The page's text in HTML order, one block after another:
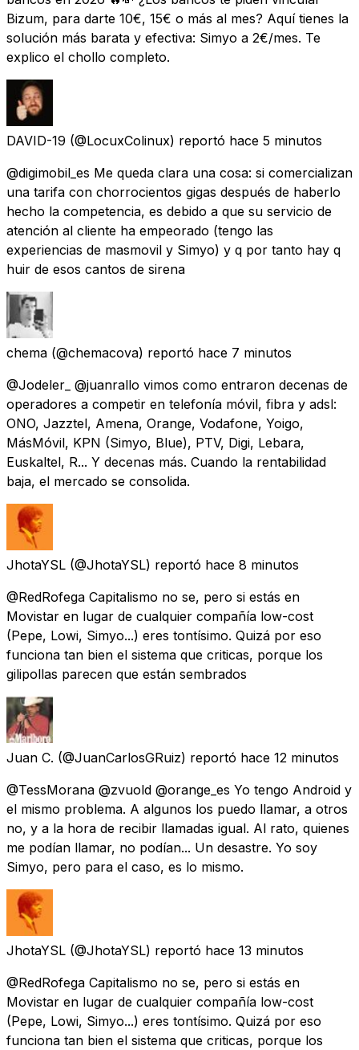
Bizum, para darte 10€, 15€ o más al mes? Aquí tienes la
solución más barata y efectiva: Simyo a 2€/mes. Te
explico el chollo completo.
DAVID-19 (@LocuxColinux) reportó hace 5 minutos
@digimobil_es Me queda clara una cosa: si comercializan
una tarifa con chorrocientos gigas después de haberlo
hecho la competencia, es debido a que su servicio de
atención al cliente ha empeorado (tengo las
experiencias de masmovil y Simyo) y q por tanto hay q
huir de esos cantos de sirena
chema (@chemacova) reportó hace 7 minutos
@Jodeler_ @juanrallo vimos como entraron decenas de
operadores a competir en telefonía móvil, fibra y adsl:
ONO, Jazztel, Amena, Orange, Vodafone, Yoigo,
MásMóvil, KPN (Simyo, Blue), PTV, Digi, Lebara,
Euskaltel, R... Y decenas más. Cuando la rentabilidad
baja, el mercado se consolida.
JhotaYSL (@JhotaYSL) reportó hace 8 minutos
@RedRofega Capitalismo no se, pero si estás en
Movistar en lugar de cualquier compañía low-cost
(Pepe, Lowi, Simyo...) eres tontísimo. Quizá por eso
funciona tan bien el sistema que criticas, porque los
gilipollas parecen que están sembrados
Juan C. (@JuanCarlosGRuiz) reportó hace 12 minutos
@TessMorana @zvuold @orange_es Yo tengo Android y
el mismo problema. A algunos los puedo llamar, a otros
no, y a la hora de recibir llamadas igual. Al rato, quienes
me podían llamar, no podían... Un desastre. Yo soy
Simyo, pero para el caso, es lo mismo.
JhotaYSL (@JhotaYSL) reportó hace 13 minutos
@RedRofega Capitalismo no se, pero si estás en
Movistar en lugar de cualquier compañía low-cost
(Pepe, Lowi, Simyo...) eres tontísimo. Quizá por eso
funciona tan bien el sistema que criticas, porque los